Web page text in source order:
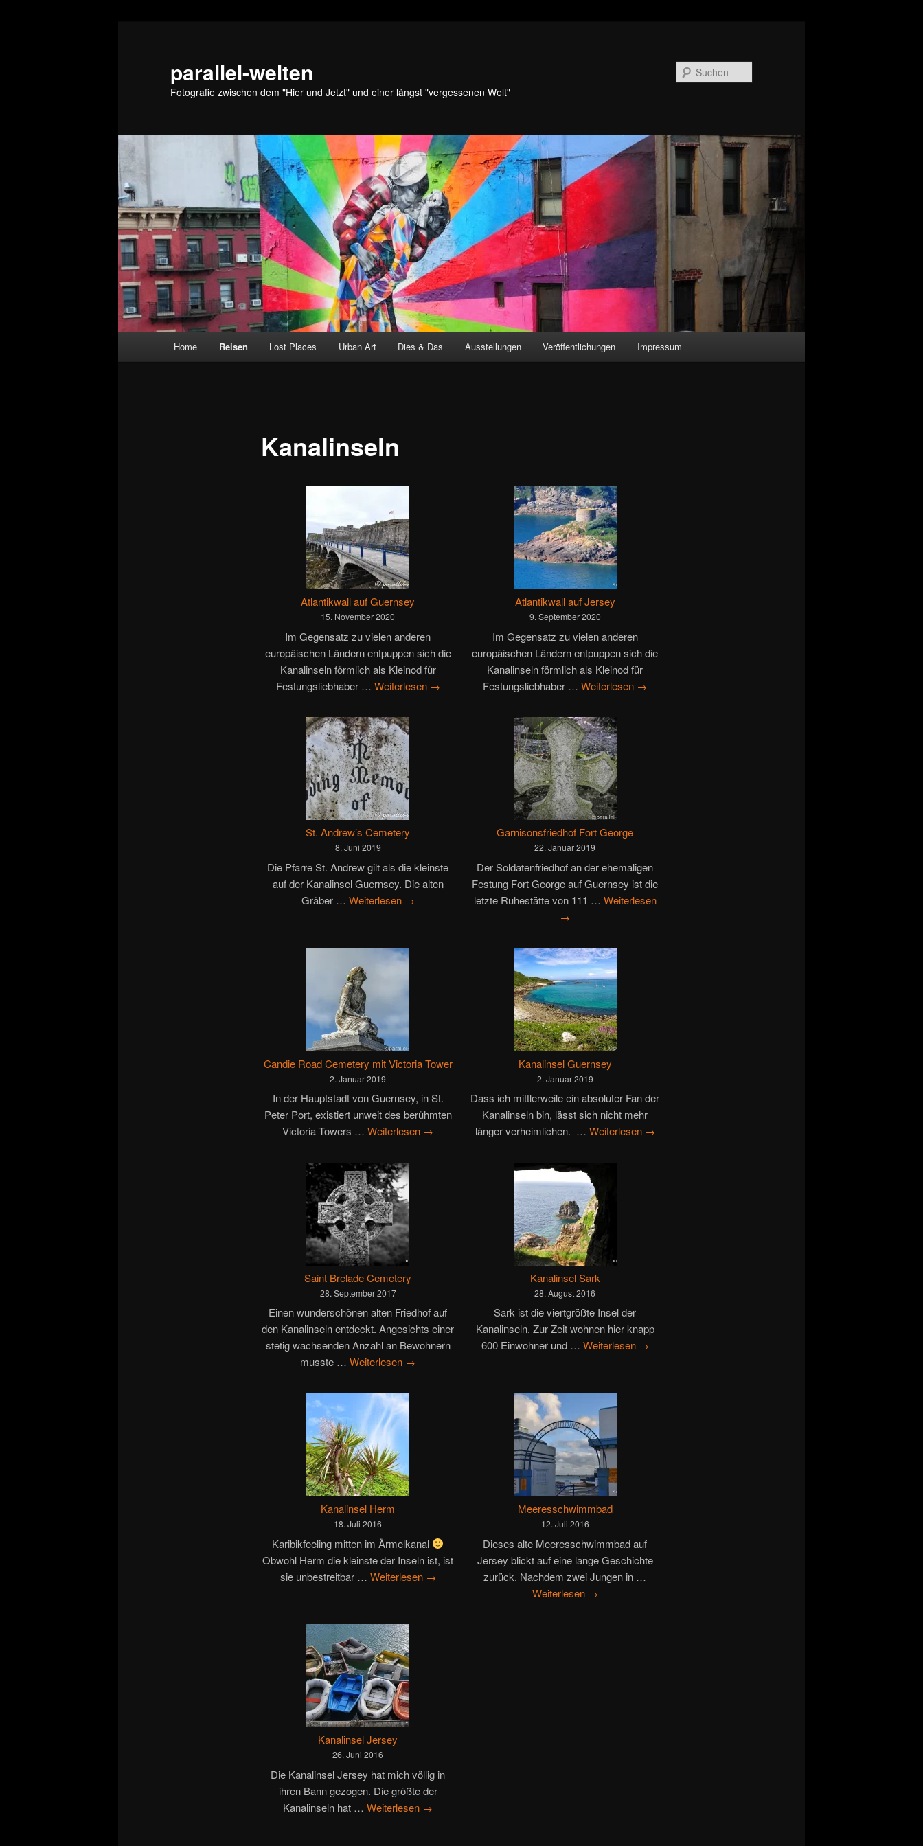
parallel-welten
Fotografie zwischen dem "Hier und Jetzt" und einer längst "vergessenen Welt"
Home Reisen Lost Places Urban Art Dies & Das Ausstellungen Veröffentlichungen Impressum
Kanalinseln
Atlantikwall auf Guernsey
15. November 2020
Im Gegensatz zu vielen anderen
europäischen Ländern entpuppen sich die
Kanalinseln förmlich als Kleinod für
Festungsliebhaber … Weiterlesen →
Atlantikwall auf Jersey
9. September 2020
Im Gegensatz zu vielen anderen
europäischen Ländern entpuppen sich die
Kanalinseln förmlich als Kleinod für
Festungsliebhaber …Weiterlesen →
St. Andrew’s Cemetery
8. Juni 2019
Die Pfarre St. Andrew gilt als die kleinste
auf der Kanalinsel Guernsey. Die alten
Gräber … Weiterlesen →
Garnisonsfriedhof Fort George
22. Januar 2019
Der Soldatenfriedhof an der ehemaligen
Festung Fort George auf Guernsey ist die
letzte Ruhestätte von 111 … Weiterlesen
→
Candie Road Cemetery mit Victoria Tower
2. Januar 2019
In der Hauptstadt von Guernsey, in St.
Peter Port, existiert unweit des berühmten
Victoria Towers …Weiterlesen →
Kanalinsel Guernsey
2. Januar 2019
Dass ich mittlerweile ein absoluter Fan der
Kanalinseln bin, lässt sich nicht mehr
länger verheimlichen. … Weiterlesen →
Saint Brelade Cemetery
28. September 2017
Einen wunderschönen alten Friedhof auf
den Kanalinseln entdeckt. Angesichts einer
stetig wachsenden Anzahl an Bewohnern
musste …Weiterlesen →
Kanalinsel Sark
28. August 2016
Sark ist die viertgrößte Insel der
Kanalinseln. Zur Zeit wohnen hier knapp
600 Einwohner und … Weiterlesen →
Kanalinsel Herm
18. Juli 2016
Karibikfeeling mitten im Ärmelkanal
Obwohl Herm die kleinste der Inseln ist, ist
sie unbestreitbar … Weiterlesen →
Meeresschwimmbad
12. Juli 2016
Dieses alte Meeresschwimmbad auf
Jersey blickt auf eine lange Geschichte
zurück. Nachdem zwei Jungen in …
Weiterlesen →
Kanalinsel Jersey
26. Juni 2016
Die Kanalinsel Jersey hat mich völlig in
ihren Bann gezogen. Die größte der
Kanalinseln hat …Weiterlesen →